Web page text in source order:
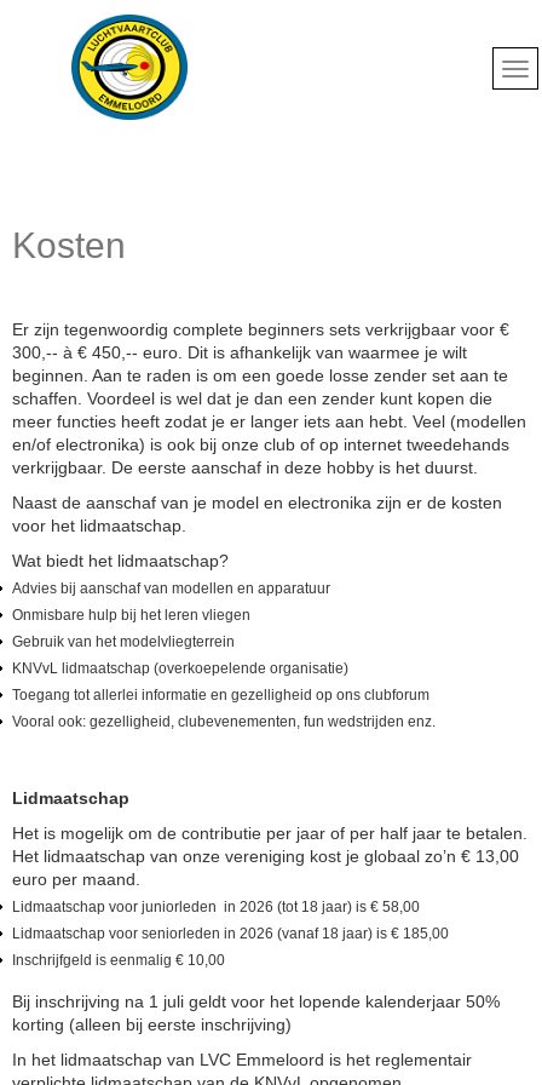
Kosten
Er zijn tegenwoordig complete beginners sets verkrijgbaar voor €
300,-- à € 450,-- euro. Dit is afhankelijk van waarmee je wilt
beginnen. Aan te raden is om een goede losse zender set aan te
schaffen. Voordeel is wel dat je dan een zender kunt kopen die
meer functies heeft zodat je er langer iets aan hebt. Veel (modellen
en/of electronika) is ook bij onze club of op internet tweedehands
verkrijgbaar. De eerste aanschaf in deze hobby is het duurst.
Naast de aanschaf van je model en electronika zijn er de kosten
voor het lidmaatschap.
Wat biedt het lidmaatschap?
Advies bij aanschaf van modellen en apparatuur
Onmisbare hulp bij het leren vliegen
Gebruik van het modelvliegterrein
KNVvL lidmaatschap (overkoepelende organisatie)
Toegang tot allerlei informatie en gezelligheid op ons clubforum
Vooral ook: gezelligheid, clubevenementen, fun wedstrijden enz.
Lidmaatschap
Het is mogelijk om de contributie per jaar of per half jaar te betalen.
Het lidmaatschap van onze vereniging kost je globaal zo’n € 13,00
euro per maand.
Lidmaatschap voor juniorleden in 2026 (tot 18 jaar) is € 58,00
Lidmaatschap voor seniorleden in 2026 (vanaf 18 jaar) is € 185,00
Inschrijfgeld is eenmalig € 10,00
Bij inschrijving na 1 juli geldt voor het lopende kalenderjaar 50%
korting (alleen bij eerste inschrijving)
In het lidmaatschap van LVC Emmeloord is het reglementair